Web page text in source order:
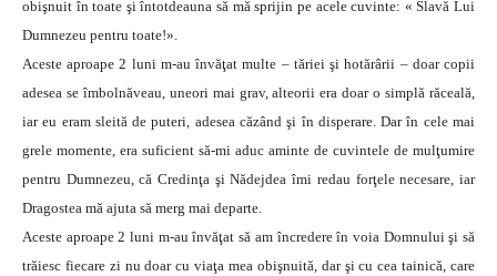
obişnuit în toate şi întotdeauna să mă sprijin pe acele cuvinte: « Slavă Lui
Dumnezeu pentru toate!».
Aceste aproape 2 luni m-au învăţat multe – tăriei şi hotărârii – doar copii
adesea se îmbolnăveau, uneori mai grav, alteorii era doar o simplă răceală,
iar eu eram sleită de puteri, adesea căzând şi în disperare. Dar în cele mai
grele momente, era suficient să-mi aduc aminte de cuvintele de mulţumire
pentru Dumnezeu, că Credinţa şi Nădejdea îmi redau forţele necesare, iar
Dragostea mă ajuta să merg mai departe.
Aceste aproape 2 luni m-au învăţat să am încredere în voia Domnului şi să
trăiesc fiecare zi nu doar cu viaţa mea obişnuită, dar şi cu cea tainică, care